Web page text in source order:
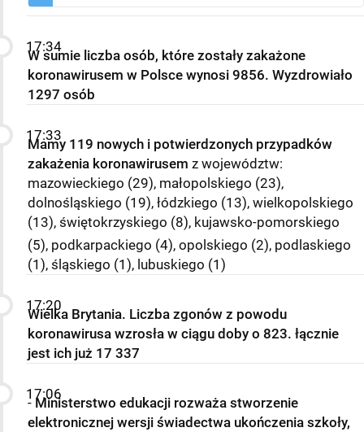
17:34
W sumie liczba osób, które zostały zakażone
koronawirusem w Polsce wynosi 9856. Wyzdrowiało
1297 osób
17:33
Mamy 119 nowych i potwierdzonych przypadków
zakażenia koronawirusem z województw:
mazowieckiego (29), małopolskiego (23),
dolnośląskiego (19), łódzkiego (13), wielkopolskiego
(13), świętokrzyskiego (8), kujawsko-pomorskiego
(5), podkarpackiego (4), opolskiego (2), podlaskiego
(1), śląskiego (1), lubuskiego (1)
17:20
Wielka Brytania. Liczba zgonów z powodu
koronawirusa wzrosła w ciągu doby o 823. łącznie
jest ich już 17 337
17:06
- Ministerstwo edukacji rozważa stworzenie
elektronicznej wersji świadectwa ukończenia szkoły,